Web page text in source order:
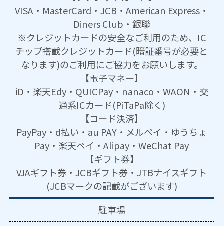
VISA・MasterCard・JCB・American Express・
Diners Club・銀聯
※クレジットカードの安全なご利用のため、IC
チップ搭載クレジットカード(暗証番号が必要と
なります)のご利用にご協力をお願いします。
【電子マネー】
iD・楽天Edy・QUICPay・nanaco・WAON・交
通系ICカード(PiTaPa除く)
【コード決済】
PayPay・d払い・au PAY・メルペイ・ゆうちょ
Pay・楽天ペイ・Alipay・WeChat Pay
【ギフト券】
VJAギフト券・JCBギフト券・JTBナイスギフト
(JCBマークの記載がございます)
駐車場